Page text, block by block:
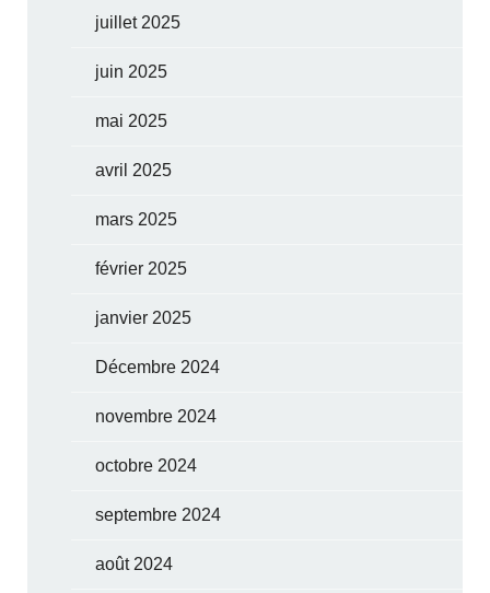
juillet 2025
juin 2025
mai 2025
avril 2025
mars 2025
février 2025
janvier 2025
Décembre 2024
novembre 2024
octobre 2024
septembre 2024
août 2024